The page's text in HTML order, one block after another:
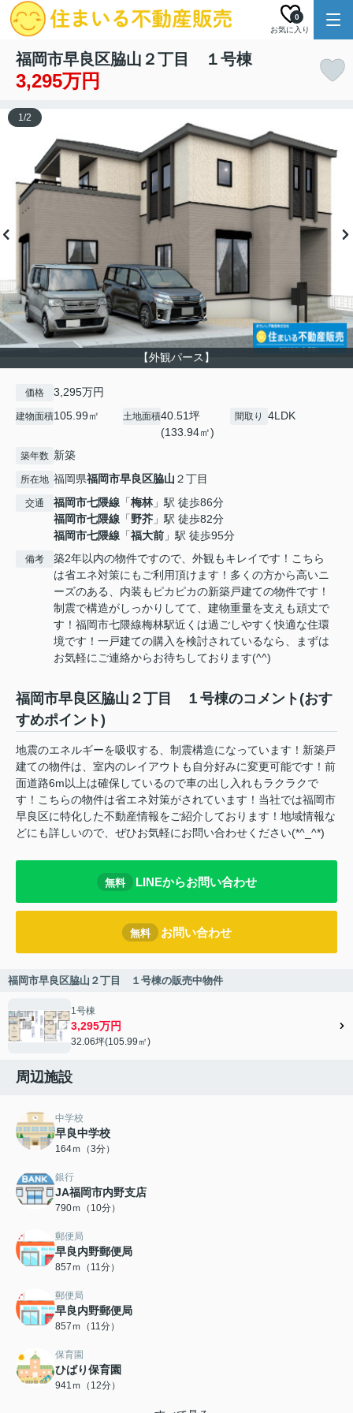
お気に入り
0
福岡市早良区脇山２丁目 １号棟
3,295万円
【外観パース】
1/2
価格 3,295万円
建物面積105.99㎡ 土地面積40.51坪
(133.94㎡)
間取り 4LDK
築年数 新築
所在地 福岡県福岡市早良区脇山 ２丁目
交通 福岡市七隈線 「梅林」駅 徒歩86分
福岡市七隈線 「野芥 」駅 徒歩82分
福岡市七隈線 「福大前 」駅 徒歩95分
備考
築2年以内の物件ですので、外観もキレイです！こちら
は省エネ対策にもご利用頂けます！多くの方から高いニ
ーズのある、内装もピカピカの新築戸建ての物件です！
制震で構造がしっかりしてて、建物重量を支えも頑丈で
す！福岡市七隈線梅林駅近くは過ごしやすく快適な住環
境です！一戸建ての購入を検討されているなら、まずは
お気軽にご連絡からお待ちしております(^^)
福岡市早良区脇山２丁目 １号棟のコメント(おす
すめポイント)
地震のエネルギーを吸収する、制震構造になっています！新築戸
建ての物件は、室内のレイアウトも自分好みに変更可能です！前
面道路6m以上は確保しているので車の出し入れもラクラクで
す！こちらの物件は省エネ対策がされています！当社では福岡市
早良区に特化した不動産情報をご紹介しております！地域情報な
どにも詳しいので、ぜひお気軽にお問い合わせください(*^_^*)
無料 LINEからお問い合わせ
無料 お問い合わせ
福岡市早良区脇山２丁目 １号棟の販売中物件
1号棟
3,295万円
32.06坪(105.99㎡)
周辺施設
中学校
早良中学校
164ｍ（3分）
銀行
JA福岡市内野支店
790ｍ（10分）
郵便局
早良内野郵便局
857ｍ（11分）
郵便局
早良内野郵便局
857ｍ（11分）
保育園
ひばり保育園
941ｍ（12分）